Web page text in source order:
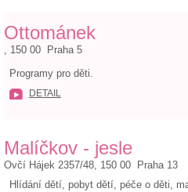
Ottománek
, 150 00 Praha 5
Programy pro děti.
DETAIL
Malíčkov - jesle
Ovčí Hájek 2357/48, 150 00 Praha 13
Hlídání dětí, pobyt dětí, péče o děti,